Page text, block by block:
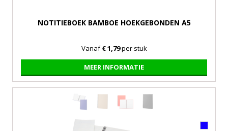
NOTITIEBOEK BAMBOE HOEKGEBONDEN A5
Vanaf€ 1,79per stuk
MEER INFORMATIE